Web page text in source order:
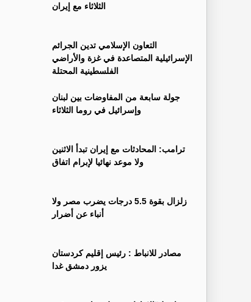
الثلاثاء مع إيران
التعاون الإسلامي تدين الجرائم
الإسرائيلية المتصاعدة في غزة والأراضي
الفلسطينية المحتلة
جولة سابعة من المفاوضات بين لبنان
وإسرائيل في روما الثلاثاء
ترامب: المحادثات مع إيران تبدأ الاثنين
ولا موعد نهائيا لإبرام اتفاق
زلزال بقوة 5.5 درجات يضرب مصر ولا
أنباء عن أضرار
‏مصادر للانباط : رئيس إقليم كردستان
يزور دمشق غدا